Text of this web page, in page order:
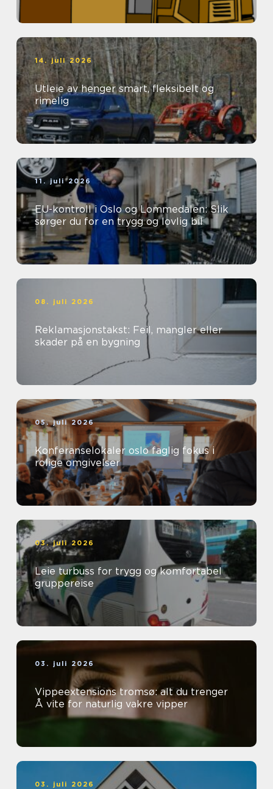
14. juli 2026
Utleie av henger smart, fleksibelt og
rimelig
11. juli 2026
EU-kontroll i Oslo og Lommedalen: Slik
sørger du for en trygg og lovlig bil
08. juli 2026
Reklamasjonstakst: Feil, mangler eller
skader på en bygning
05. juli 2026
Konferanselokaler oslo faglig fokus i
rolige omgivelser
03. juli 2026
Leie turbuss for trygg og komfortabel
gruppereise
03. juli 2026
Vippeextensions tromsø: alt du trenger
Å vite for naturlig vakre vipper
03. juli 2026